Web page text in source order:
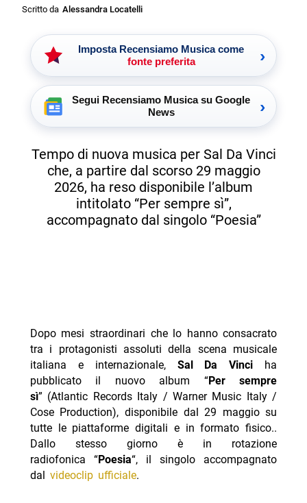
Scritto da Alessandra Locatelli
Imposta Recensiamo Musica come
fonte preferita
›
Segui Recensiamo Musica su Google
News
›
Tempo di nuova musica per Sal Da Vinci
che, a partire dal scorso 29 maggio
2026, ha reso disponibile l’album
intitolato “Per sempre sì”,
accompagnato dal singolo “Poesia”
Dopo mesi straordinari che lo hanno consacrato
tra i protagonisti assoluti della scena musicale
italiana e internazionale,Sal Da Vinci ha
pubblicato il nuovo album “Per sempre
sì” (Atlantic Records Italy / Warner Music Italy /
Cose Production), disponibile dal 29 maggio su
tutte le piattaforme digitali e in formato fisico..
Dallo stesso giorno è in rotazione
radiofonica “Poesia“, il singolo accompagnato
dal videoclip ufficiale.